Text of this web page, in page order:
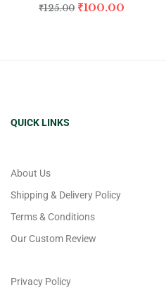
₹125.00 ₹100.00
QUICK LINKS
About Us
Shipping & Delivery Policy
Terms & Conditions
Our Custom Review
Privacy Policy